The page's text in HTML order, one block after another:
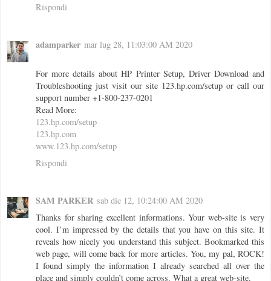
Rispondi
adamparker mar lug 28, 11:03:00 AM 2020
For more details about HP Printer Setup, Driver Download and
Troubleshooting just visit our site 123.hp.com/setup or call our
support number +1-800-237-0201
Read More:
123.hp.com/setup
123.hp.com
www.123.hp.com/setup
Rispondi
SAM PARKER sab dic 12, 10:24:00 AM 2020
Thanks for sharing excellent informations. Your web-site is very
cool. I’m impressed by the details that you have on this site. It
reveals how nicely you understand this subject. Bookmarked this
web page, will come back for more articles. You, my pal, ROCK!
I found simply the information I already searched all over the
place and simply couldn’t come across. What a great web-site.